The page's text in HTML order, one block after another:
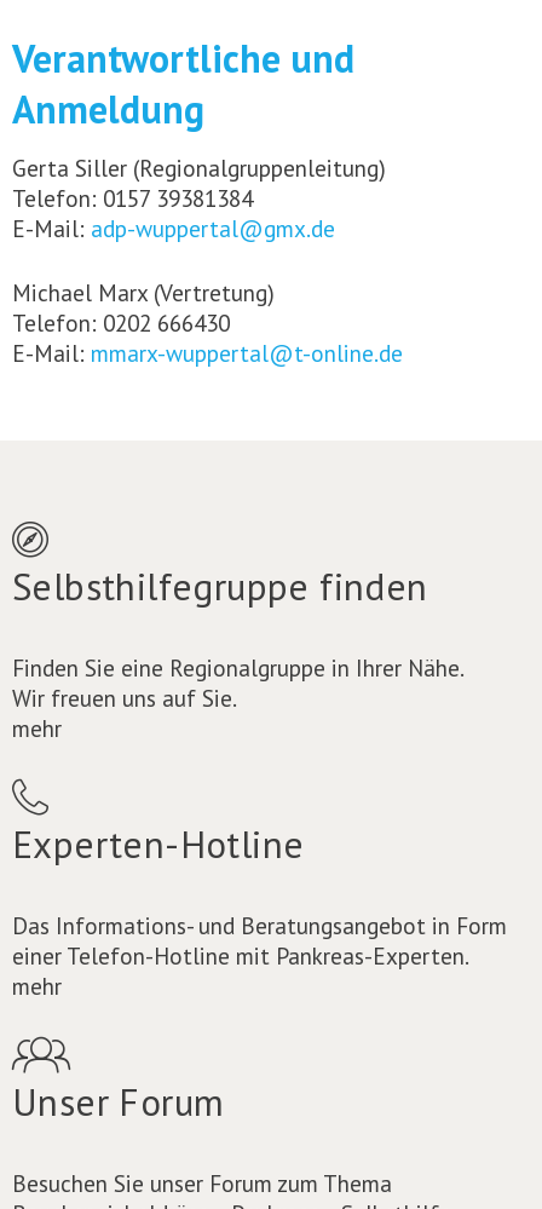
Verantwortliche und
Anmeldung
Gerta Siller (Regionalgruppenleitung)
Telefon: 0157 39381384
E-Mail: adp-wuppertal@gmx.de
Michael Marx (Vertretung)
Telefon: 0202 666430
E-Mail: mmarx-wuppertal@t-online.de
Selbsthilfegruppe finden
Finden Sie eine Regionalgruppe in Ihrer Nähe.
Wir freuen uns auf Sie.
mehr
Experten-Hotline
Das Informations- und Beratungsangebot in Form
einer Telefon-Hotline mit Pankreas-Experten.
mehr
Unser Forum
Besuchen Sie unser Forum zum Thema